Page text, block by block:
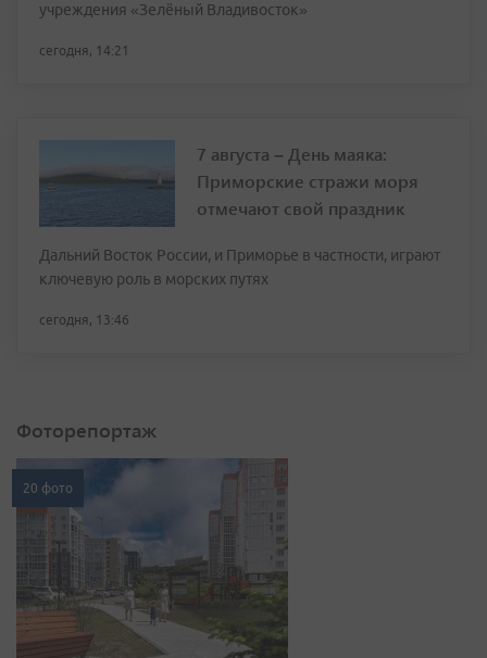
учреждения «Зелёный Владивосток»
сегодня, 14:21
7 августа – День маяка:
Приморские стражи моря
отмечают свой праздник
Дальний Восток России, и Приморье в частности, играют
ключевую роль в морских путях
сегодня, 13:46
Фоторепортаж
20 фото